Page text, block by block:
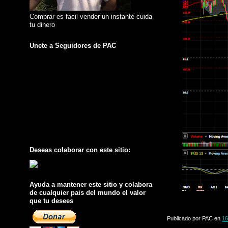
Comprar es facil vender un instante cuida
tu dinero
Unete a Seguidores de PAC
Deseas colaborar con este sitio:
Ayuda a mantener este sitio y colabora
de cualquier pais del mundo el valor
que tu desees
Publicado por PAC en